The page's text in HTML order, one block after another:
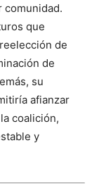
comunidad.
que
de
de
su
afianzar
coalición,
y